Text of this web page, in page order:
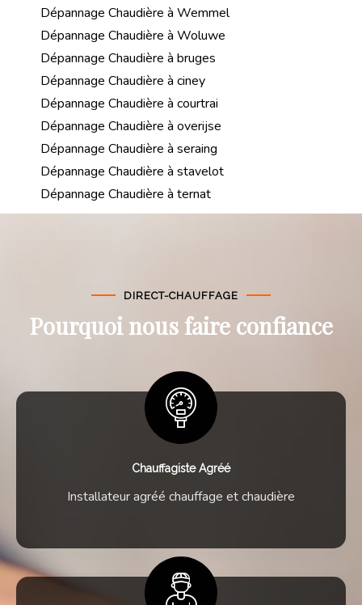
Dépannage Chaudière à Wemmel
Dépannage Chaudière à Woluwe
Dépannage Chaudière à bruges
Dépannage Chaudière à ciney
Dépannage Chaudière à courtrai
Dépannage Chaudière à overijse
Dépannage Chaudière à seraing
Dépannage Chaudière à stavelot
Dépannage Chaudière à ternat
DIRECT-CHAUFFAGE
Pourquoi nous faire confiance
Chauffagiste Agréé
Installateur agréé chauffage et chaudière